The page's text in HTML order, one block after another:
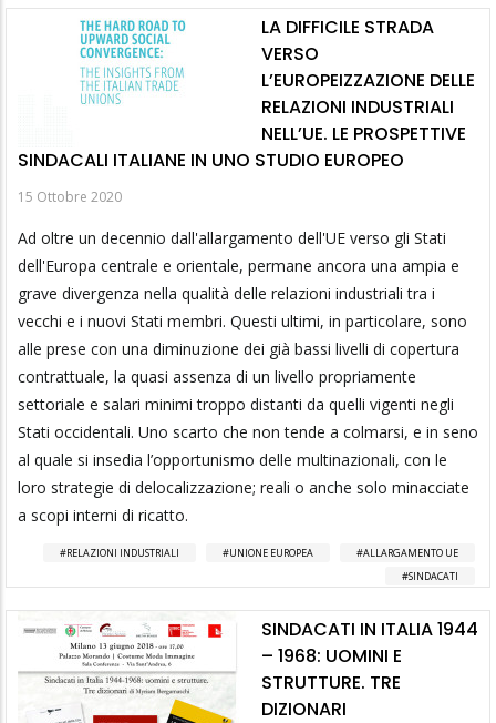
LA DIFFICILE STRADA
VERSO
L’EUROPEIZZAZIONE DELLE
RELAZIONI INDUSTRIALI
NELL’UE. LE PROSPETTIVE
SINDACALI ITALIANE IN UNO STUDIO EUROPEO
15 Ottobre 2020
Ad oltre un decennio dall'allargamento dell'UE verso gli Stati
dell'Europa centrale e orientale, permane ancora una ampia e
grave divergenza nella qualità delle relazioni industriali tra i
vecchi e i nuovi Stati membri. Questi ultimi, in particolare, sono
alle prese con una diminuzione dei già bassi livelli di copertura
contrattuale, la quasi assenza di un livello propriamente
settoriale e salari minimi troppo distanti da quelli vigenti negli
Stati occidentali. Uno scarto che non tende a colmarsi, e in seno
al quale si insedia l’opportunismo delle multinazionali, con le
loro strategie di delocalizzazione; reali o anche solo minacciate
a scopi interni di ricatto.
RELAZIONI INDUSTRIALI UNIONE EUROPEA
ALLARGAMENTO UE
SINDACATI
SINDACATI IN ITALIA 1944
– 1968: UOMINI E
STRUTTURE. TRE
DIZIONARI